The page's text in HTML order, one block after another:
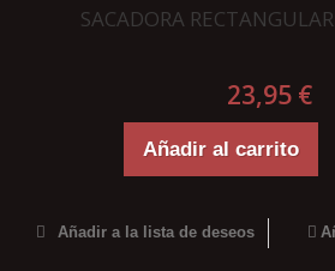
SACADORA
23,95 €
Añadir al carrito
Añadir a la lista de deseos